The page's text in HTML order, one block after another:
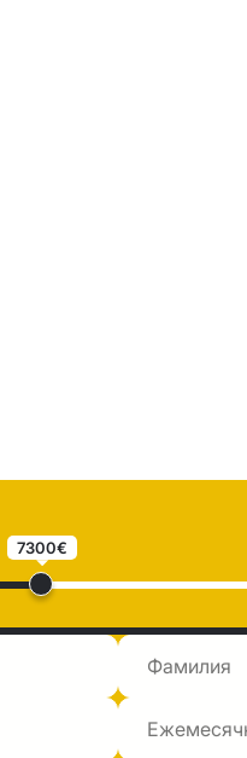
7300€